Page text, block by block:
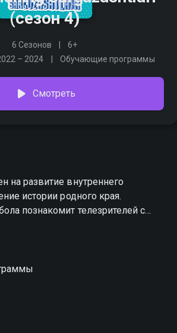
(сезон 4)
6 Сезонов
6+
– 2024 Обучающие программы
Смотреть
на развитие внутреннего
истории родного края.
познакомит телезрителей с
с интересными фактами.
Через уникальность
мы узнаем много
одежде, кухне разных